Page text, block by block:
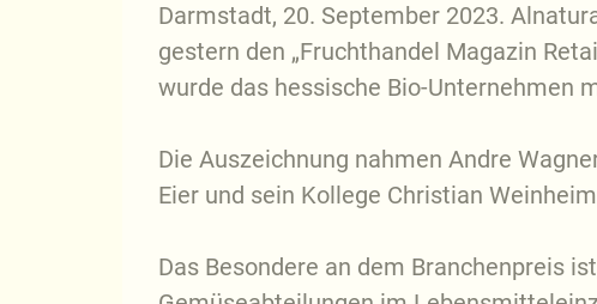
Darmstadt, 20. September 2023.
gestern den „Fruchthandel Magazin
wurde das hessische Bio-Unternehmen
Die Auszeichnung nahmen Andre
Eier und sein Kollege Christian
Das Besondere an dem Branchenpreis